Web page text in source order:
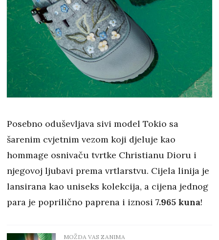
Posebno oduševljava sivi model Tokio sa
šarenim cvjetnim vezom koji djeluje kao
hommage osnivaču tvrtke Christianu Dioru i
njegovoj ljubavi prema vrtlarstvu. Cijela linija je
lansirana kao uniseks kolekcija, a cijena jednog
para je poprilično paprena i iznosi 7.965 kuna!
MOŽDA VAS ZANIMA